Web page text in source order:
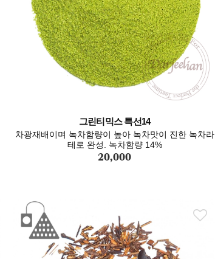
그린티믹스 특선14
차광재배이며 녹차함량이 높아 녹차맛이 진한 녹차라
테로 완성. 녹차함량 14%
20,000